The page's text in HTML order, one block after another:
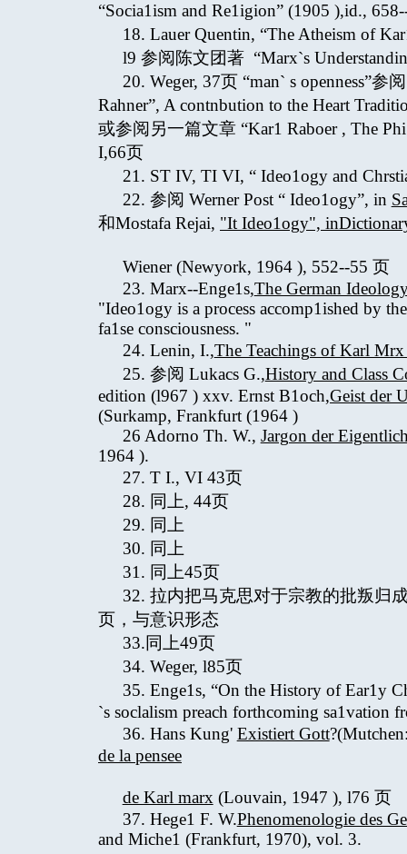
“Socia1ism and Re1igion” (1905 ),id.,
18. Lauer Quentin, “The Atheism of
l9 参阅陈文团著 “Marx`s
20. Weger, 37页 “man` s openness”参
Rahner”, A contnbution to the Heart
或参阅另一篇文章 “Kar1 Raboer , The
I,66页
21. ST IV, TI VI, “ Ideo1ogy and
22. 参阅 Werner Post “ Ideo1ogy”, in
和Mostafa Rejai, "It Ideo1ogy",
Wiener (Newyork, 1964 ), 552--55 页
23. Marx--Enge1s,The German
"Ideo1ogy is a process accomp1ished by
fa1se consciousness. "
24. Lenin, I.,The Teachings of Karl
25. 参阅 Lukacs G.,History and Class
edition (l967 ) xxv. Ernst B1och,Geist der
(Surkamp, Frankfurt (1964 )
26 Adorno Th. W., Jargon der
1964 ).
27. T I., VI 43页
28. 同上, 44页
29. 同上
30. 同上
31. 同上45页
32. 拉内把马克思对于宗教的批叛归
页，与意识形态
33.同上49页
34. Weger, l85页
35. Enge1s, “On the History of Ear1y
`s soclalism preach forthcoming
36. Hans Kung' Existiert Gott
de la pensee
de Karl marx (Louvain, 1947 ), l76 页
37. Hege1 F. W.Phenomenologie des
and Miche1 (Frankfurt, 1970), vol. 3.